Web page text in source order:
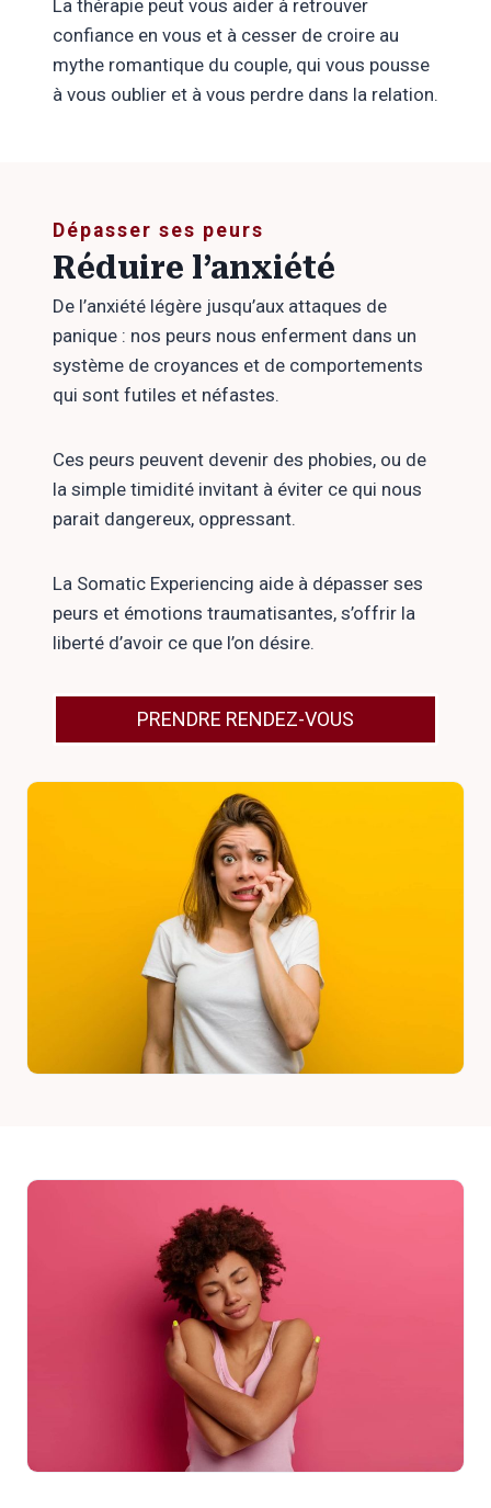
La thérapie peut vous aider à retrouver
confiance en vous et à cesser de croire au
mythe romantique du couple, qui vous pousse
à vous oublier et à vous perdre dans la relation.
Dépasser ses peurs
Réduire l’anxiété
De l’anxiété légère jusqu’aux attaques de
panique : nos peurs nous enferment dans un
système de croyances et de comportements
qui sont futiles et néfastes.
Ces peurs peuvent devenir des phobies, ou de
la simple timidité invitant à éviter ce qui nous
parait dangereux, oppressant.
La Somatic Experiencing aide à dépasser ses
peurs et émotions traumatisantes, s’offrir la
liberté d’avoir ce que l’on désire.
PRENDRE RENDEZ-VOUS